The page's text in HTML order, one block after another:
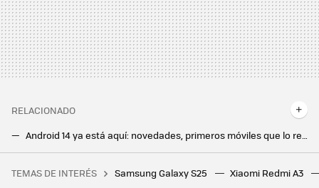
RELACIONADO
Android 14 se queda corto para lo que viene: estas son las novedades que llegarán después del lanzamiento
Esta smart TV de 50 pulgadas es uno de los chollos anticipados del Black Friday que quiero recomendarte
TEMAS DE INTERÉS Samsung Galaxy S25 Xiaomi Redmi A3